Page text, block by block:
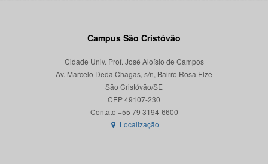
Campus São Cristóvão
Cidade Univ. Prof. José Aloísio de Campos
Av. Marcelo Deda Chagas, s/n, Bairro Rosa Elze
São Cristóvão/SE
CEP 49107-230
Localização